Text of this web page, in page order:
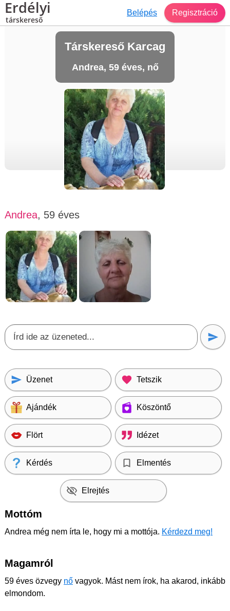
Erdélyi
társkereső
Belépés Regisztráció
Társkereső Karcag
Andrea, 59 éves, nő
Andrea, 59 éves
Üzenet Tetszik
Ajándék Köszöntő
Flört Idézet
Kérdés Elmentés
Elrejtés
Mottóm
Andrea még nem írta le, hogy mi a mottója. Kérdezd meg!
Magamról
59 éves özvegy nő vagyok. Mást nem írok, ha akarod, inkább
elmondom.